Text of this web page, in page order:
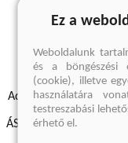
A
Adatvédelmi
ÁSZF - Vásárlási
Ez a
Weboldalunk
és a böngészési
(cookie), illetve
használatára
testreszabási
érhető el.